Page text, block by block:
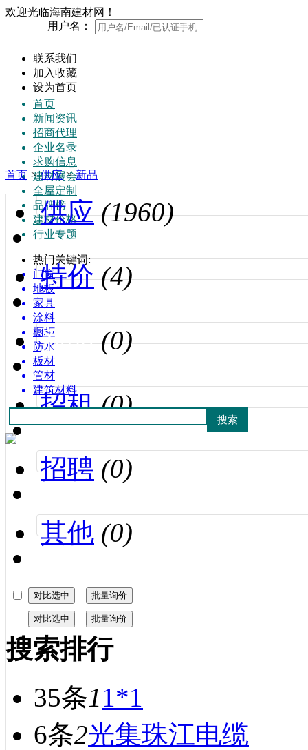
欢迎光临海南建材网！
用户名：
联系我们|
加入收藏|
设为首页
首页
新闻资讯
招商代理
企业名录
求购信息
建材展会
全屋定制
品牌榜
建材价格
行业专题
热门关键词:
门窗
地板
家具
涂料
橱柜
防水
板材
管材
建筑材料
首页 > 供应 > 新品
供应 (1960)
特价 (4)
新品 (0)
招租 (0)
招聘 (0)
其他 (0)
搜索排行
35条11*1
6条2光集珠江电缆